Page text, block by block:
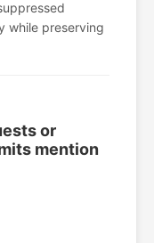
while preserving
or
mention